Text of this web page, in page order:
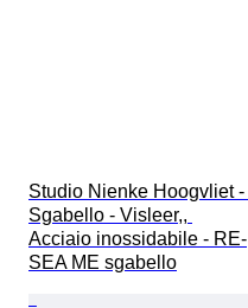
Studio Nienke Hoogvliet -
Sgabello - Visleer,,
Acciaio inossidabile - RE-
SEA ME sgabello